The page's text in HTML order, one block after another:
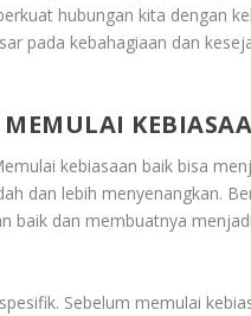
hubungan kita dengan
pada kebahagiaan dan
kebiasaan baik bisa
dan lebih menyenangkan.
baik dan membuatnya
Sebelum memulai